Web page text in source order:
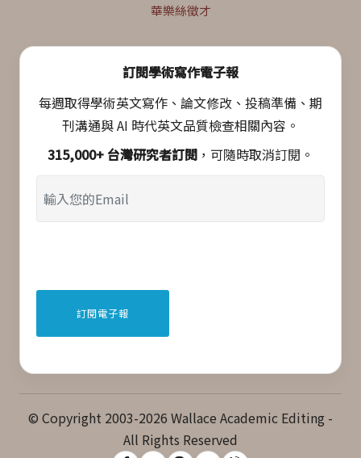
華樂絲徵才
訂閱學術寫作電子報
每週取得學術英文寫作、論文修改、投稿準備、期
刊溝通與 AI 時代英文品質檢查相關內容。
315,000+ 台灣研究者訂閱 ，可隨時取消訂閱。
© Copyright 2003-2026 Wallace Academic Editing -
All Rights Reserved